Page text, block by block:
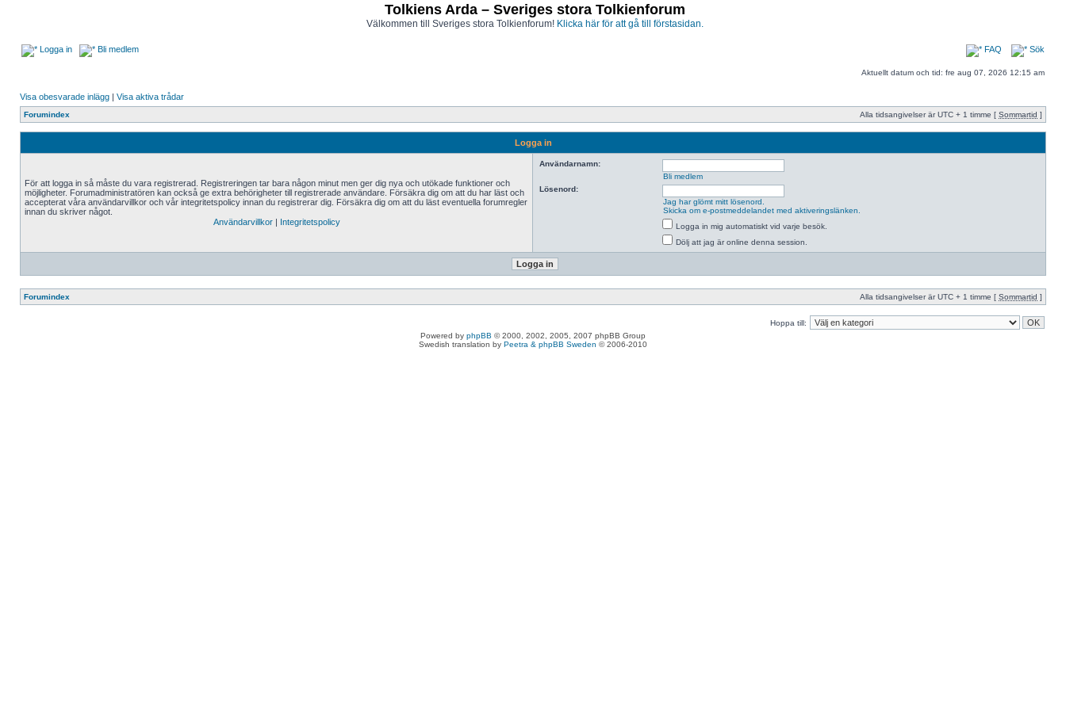
Tolkiens Arda – Sveriges stora Tolkienforum
Välkommen till Sveriges stora Tolkienforum! Klicka här för att gå till förstasidan.
Logga in Bli medlem FAQ Sök
Aktuellt datum och tid: fre aug 07, 2026 12:15 am
Visa obesvarade inlägg | Visa aktiva trådar
Forumindex Alla tidsangivelser är UTC + 1 timme [ Sommartid ]
Logga in
För att logga in så måste du vara registrerad. Registreringen tar bara någon minut men ger dig nya och utökade funktioner och
möjligheter. Forumadministratören kan också ge extra behörigheter till registrerade användare. Försäkra dig om att du har läst och
accepterat våra användarvillkor och vår integritetspolicy innan du registrerar dig. Försäkra dig om att du läst eventuella forumregler
innan du skriver något.
Användarvillkor| Integritetspolicy
Användarnamn:
Bli medlem
Lösenord:
Jag har glömt mitt lösenord.
Skicka om e-postmeddelandet med aktiveringslänken.
Logga in mig automatiskt vid varje besök.
Dölj att jag är online denna session.
Forumindex Alla tidsangivelser är UTC + 1 timme [ Sommartid ]
Hoppa till:
Powered by phpBB © 2000, 2002, 2005, 2007 phpBB Group
Swedish translation by Peetra & phpBB Sweden © 2006-2010